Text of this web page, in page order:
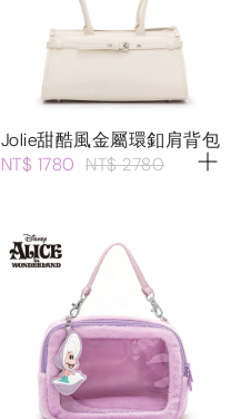
Jolie甜酷風金屬環釦肩背包
NT$ 1780 NT$ 2780